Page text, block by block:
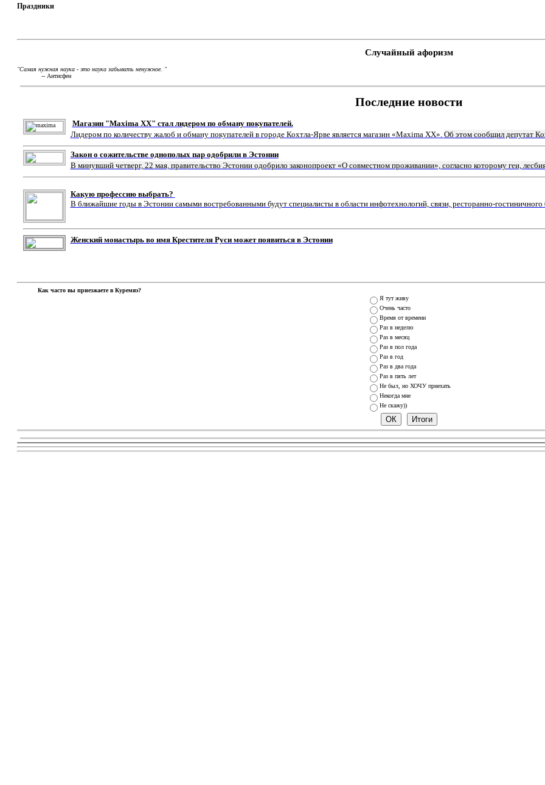
Праздники
Случайный афоризм
"Самая нужная наука - это наука забывать ненужное. "
-- Антисфен
Последние новости
Магазин "Maxima XX" стал лидером по обману покупателей.
Лидером по количеству жалоб и обману покупателей в городе Кохтла-Ярве является магазин «Мaxima XX». Об этом сообщил депутат
Закон о сожительстве однополых пар одобрили в Эстонии
В минувший четверг, 22 мая, правительство Эстонии одобрило законопроект «О совместном проживании», согласно которому геи,
Какую профессию выбрать?
В ближайшие годы в Эстонии самыми востребованными будут специалисты в области инфотехнологий, связи, ресторанно-гостиничного
Женский монастырь во имя Крестителя Руси может появиться в Эстонии
Как часто вы приезжаете в Куремяэ?
Я тут живу
Очень часто
Время от времени
Раз в неделю
Раз в месяц
Раз в пол года
Раз в год
Раз в два года
Раз в пять лет
Не был, но ХОЧУ приехать
Некогда мне
Не скажу))